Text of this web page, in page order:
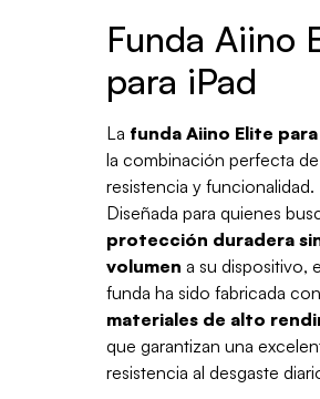
Funda Aiino
para iPad
La funda Aiino Elite para
la combinación perfecta
resistencia y funcionalidad.
Diseñada para quienes
protección duradera
volumen a su dispositivo,
funda ha sido fabricada con
materiales de alto
que garantizan una
resistencia al desgaste